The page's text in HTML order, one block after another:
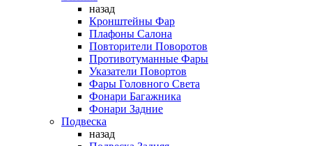
назад
Кронштейны Фар
Плафоны Салона
Повторители Поворотов
Противотуманные Фары
Указатели Повортов
Фары Головного Света
Фонари Багажника
Фонари Задние
Подвеска
назад